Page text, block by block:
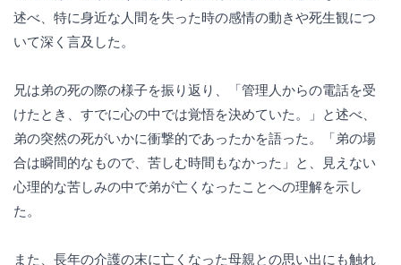
述べ、特に身近な人間を失った時の感情の動きや死生観につ
いて深く言及した。
兄は弟の死の際の様子を振り返り、「管理人からの電話を受
けたとき、すでに心の中では覚悟を決めていた。」と述べ、
弟の突然の死がいかに衝撃的であったかを語った。「弟の場
合は瞬間的なもので、苦しむ時間もなかった」と、見えない
心理的な苦しみの中で弟が亡くなったことへの理解を示し
た。
また、長年の介護の末に亡くなった母親との思い出にも触れ